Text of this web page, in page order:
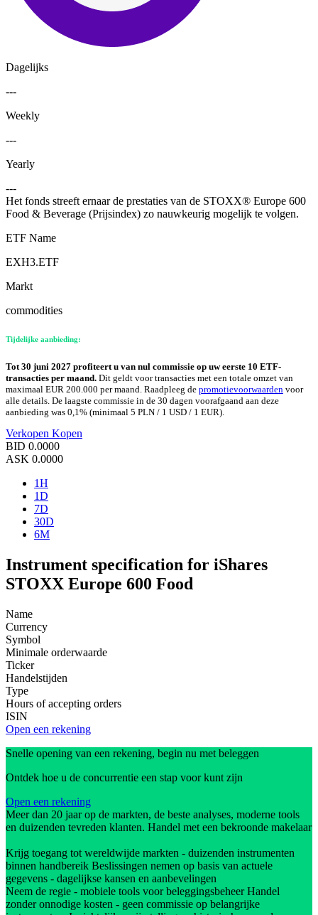
Dagelijks
---
Weekly
---
Yearly
---
Het fonds streeft ernaar de prestaties van de STOXX® Europe 600
Food & Beverage (Prijsindex) zo nauwkeurig mogelijk te volgen.
ETF Name
EXH3.ETF
Markt
commodities
Tijdelijke aanbieding:
Tot 30 juni 2027 profiteert u van nul commissie op uw eerste 10 ETF-
transacties per maand. Dit geldt voor transacties met een totale omzet van
maximaal EUR 200.000 per maand. Raadpleeg de promotievoorwaarden voor
alle details. De laagste commissie in de 30 dagen voorafgaand aan deze
aanbieding was 0,1% (minimaal 5 PLN / 1 USD / 1 EUR).
Verkopen Kopen
BID 0.0000
ASK 0.0000
1H
1D
7D
30D
6M
Instrument specification for iShares
STOXX Europe 600 Food
Name
Currency
Symbol
Minimale orderwaarde
Ticker
Handelstijden
Type
Hours of accepting orders
ISIN
Open een rekening
Snelle opening van een rekening, begin nu met beleggen
Ontdek hoe u de concurrentie een stap voor kunt zijn
Open een rekening
Meer dan 20 jaar op de markten, de beste analyses, moderne tools
en duizenden tevreden klanten. Handel met een bekroonde makelaar
Krijg toegang tot wereldwijde markten - duizenden instrumenten
binnen handbereik Beslissingen nemen op basis van actuele
gegevens - dagelijkse kansen en aanbevelingen
Neem de regie - mobiele tools voor beleggingsbeheer Handel
zonder onnodige kosten - geen commissie op belangrijke